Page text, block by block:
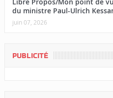
du ministre Paul-Ulrich
juin 07, 2026
PUBLICITÉ